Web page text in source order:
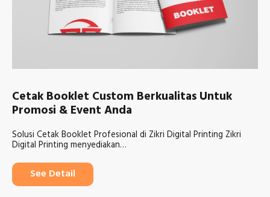
Cetak Booklet Custom Berkualitas Untuk
Promosi & Event Anda
Solusi Cetak Booklet Profesional di Zikri Digital Printing Zikri
Digital Printing menyediakan…
See Detail